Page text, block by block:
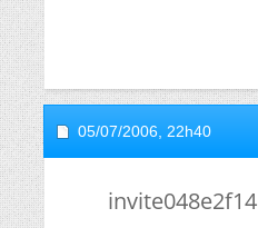
05/07/2006, 22h40
invite048e2f14